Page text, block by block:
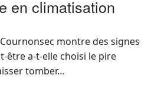
en climatisation
montre des signes
être a-t-elle choisi le pire
tomber…